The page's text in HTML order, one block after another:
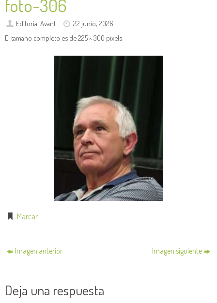
foto-306
Editorial Avant
22 junio, 2026
El tamaño completo es de225 × 300 pixels
Marcar.
Imagen anterior Imagen siguiente
Deja una respuesta